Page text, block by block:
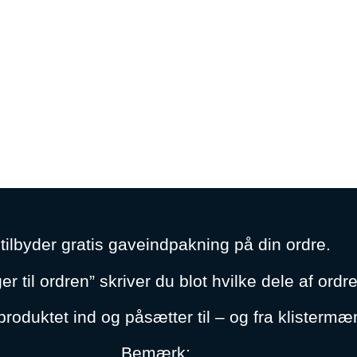
gratis gaveindpakning på din ordre.
til ordren” skriver du blot hvilke dele af
ind og påsætter til – og fra
Bemærk: